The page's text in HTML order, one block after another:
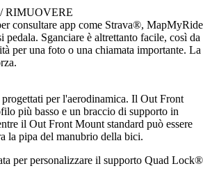
RIMUOVERE
consultare app come Strava®, MapMyRide
Sganciare è altrettanto facile, così da
per una foto o una chiamata importante. La
per l'aerodinamica. Il Out Front
più basso e un braccio di supporto in
il Out Front Mount standard può essere
la pipa del manubrio della bici.
per personalizzare il supporto Quad Lock®